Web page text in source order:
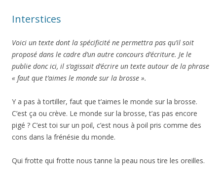
Interstices
Voici un texte dont la spécificité ne permettra pas qu’il soit
proposé dans le cadre d’un autre concours d’écriture. Je le
publie donc ici, il s’agissait d’écrire un texte autour de la phrase
« faut que t’aimes le monde sur la brosse ».
Y a pas à tortiller, faut que t’aimes le monde sur la brosse.
C’est ça ou crève. Le monde sur la brosse, t’as pas encore
pigé ? C’est toi sur un poil, c’est nous à poil pris comme des
cons dans la frénésie du monde.
Qui frotte qui frotte nous tanne la peau nous tire les oreilles.